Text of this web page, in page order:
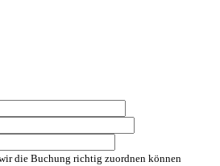
die Buchung richtig zuordnen können